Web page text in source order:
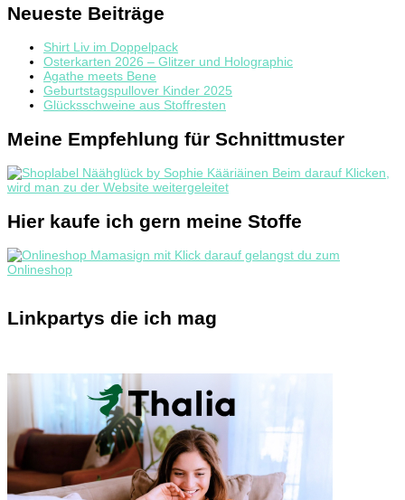
Neueste Beiträge
Shirt Liv im Doppelpack
Osterkarten 2026 – Glitzer und Holographic
Agathe meets Bene
Geburtstagspullover Kinder 2025
Glücksschweine aus Stoffresten
Meine Empfehlung für Schnittmuster
Hier kaufe ich gern meine Stoffe
Linkpartys die ich mag